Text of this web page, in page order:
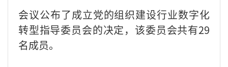
会议公布了成立党的组织建设行业数字化
转型指导委员会的决定，该委员会共有29
名成员。